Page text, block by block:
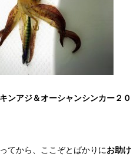
ンアジ＆オーシャンシンカー２０
てから、ここぞとばかりにお助け